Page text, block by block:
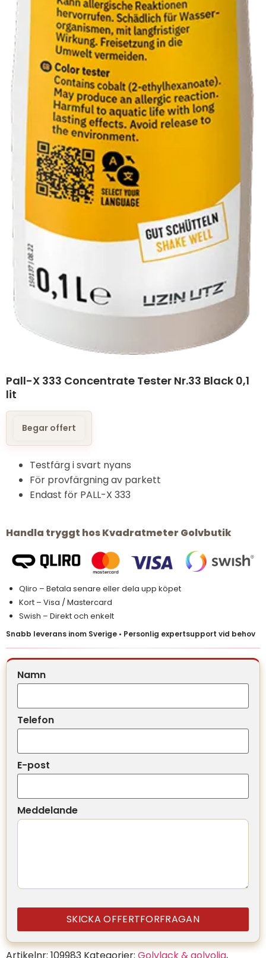
Pall-X 333 Concentrate Tester Nr.33 Black 0,1
lit
Begar offert
Testfärg i svart nyans
För provfärgning av parkett
Endast för PALL-X 333
Handla tryggt hos Kvadratmeter Golvbutik
Qliro – Betala senare eller dela upp köpet
Kort – Visa / Mastercard
Swish – Direkt och enkelt
Snabb leverans inom Sverige • Personlig expertsupport vid behov
Namn
Telefon
E-post
Meddelande
SKICKA OFFERTFORFRAGAN
Artikelnr: 109983 Kategorier: Golvlack & golvolja,